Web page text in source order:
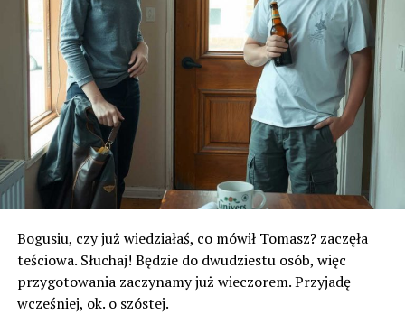
Bogusiu, czy już wiedziałaś, co mówił Tomasz? zaczęła
teściowa. Słuchaj! Będzie do dwudziestu osób, więc
przygotowania zaczynamy już wieczorem. Przyjadę
wcześniej, ok. o szóstej.